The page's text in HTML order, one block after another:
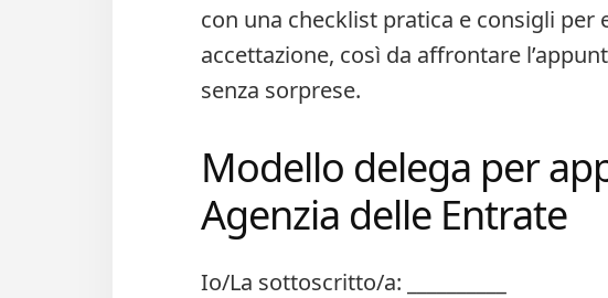
con una checklist pratica e consigli
accettazione, così da affrontare
senza sorprese.
Modello delega per
Agenzia delle Entrate​
Io/La sottoscritto/a: __________